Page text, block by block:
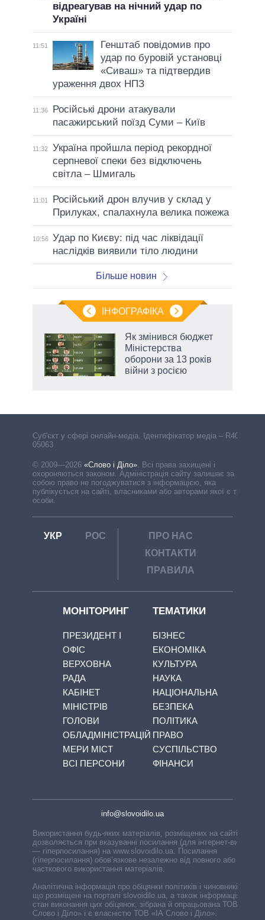
відреагував на нічний удар по
Україні
11:51
Генштаб повідомив про
удар по буровій установці
«Сиваш» та підтвердив
ураження двох НПЗ
11:36
Російські дрони атакували
пасажирський поїзд Суми – Київ
11:32
Україна пройшла період рекордної
серпневої спеки без відключень
світла – Шмигаль
11:01
Російський дрон влучив у склад у
Прилуках, спалахнула велика пожежа
10:56 Удар по Києву: під час ліквідації
наслідків виявили тіло людини
Більше новин
ІНФОГРАФІКА
Як змінився бюджет
Міністерства
оборони за 13 років
війни з росією
Cуб'єкт у сфері онлайн-медіа. Ідентифікатор медіа – R40-
05063
© 2009—2026 «Слово і Діло». Всі права захищені і
охороняються законом. Адміністрація сайту залишає за
собою право не погоджуватися з інформацією, яка
публікується на сайті, власниками або авторами якої є треті
особи.
УКР РОС
ПРО НАС
КОНТАКТИ
ПРАВИЛА
МОНІТОРИНГ
ПРЕЗИДЕНТ І
ОФІС
ВЕРХОВНА
РАДА
КАБІНЕТ
МІНІСТРІВ
ГОЛОВИ
ОБЛАДМІНІСТРАЦІЙ
МЕРИ МІСТ
ВСІ ПЕРСОНИ
ТЕМАТИКИ
БІЗНЕС
ЕКОНОМІКА
КУЛЬТУРА
НАУКА
НАЦІОНАЛЬНА
БЕЗПЕКА
ПОЛІТИКА
ПРАВО
СУСПІЛЬСТВО
ФІНАНСИ
info@slovoidilo.ua
Використання будь-яких матеріалів, розміщених на сайті,
дозволяється при вказуванні посилання (для інтернет-видань
— гіперпосилання) на www.slovoidilo.ua. Посилання
(гіперпосилання) обов’язкове незалежно від повного або
часткового використання матеріалів.
Аналітична інформація про обіцянки політиків і чиновників,
що розміщені на порталі slovoidilo.ua, а також інформація про
стан виконання цих обіцянок, зібрана й опрацьована ТОВ «ІА
Слово і Діло» і є власністю ТОВ «ІА Слово і Діло».